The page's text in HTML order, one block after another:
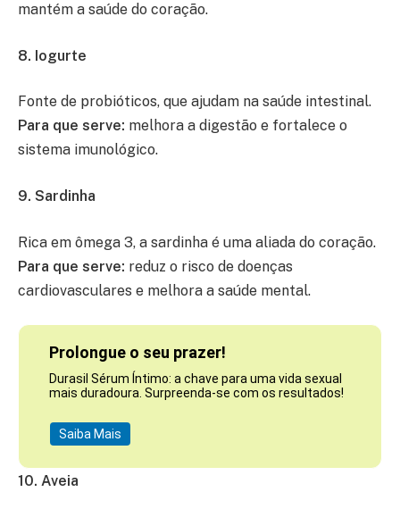
mantém a saúde do coração.
8. Iogurte
Fonte de probióticos, que ajudam na saúde intestinal.
Para que serve: melhora a digestão e fortalece o
sistema imunológico.
9. Sardinha
Rica em ômega 3, a sardinha é uma aliada do coração.
Para que serve: reduz o risco de doenças
cardiovasculares e melhora a saúde mental.
Prolongue o seu prazer!
Durasil Sérum Íntimo: a chave para uma vida sexual
mais duradoura. Surpreenda-se com os resultados!
Saiba Mais
10. Aveia